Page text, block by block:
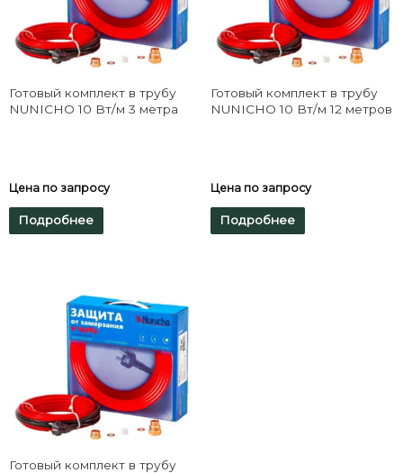
Готовый комплект в трубу
NUNICHO 10 Вт/м 3 метра
Цена по запросу
Подробнее
Готовый комплект в трубу
NUNICHO 10 Вт/м 12 метров
Цена по запросу
Подробнее
Готовый комплект в трубу